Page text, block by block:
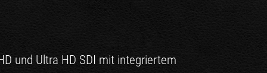
und Ultra HD SDI mit integriertem